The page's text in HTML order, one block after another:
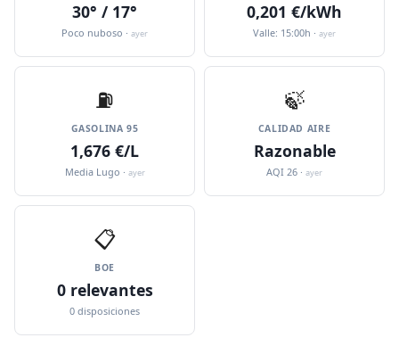
30° / 17°
Poco nuboso · ayer
0,201 €/kWh
Valle: 15:00h · ayer
⛽️
GASOLINA 95
1,676 €/L
Media Lugo · ayer
🍃
CALIDAD AIRE
Razonable
AQI 26 · ayer
📋
BOE
0 relevantes
0 disposiciones